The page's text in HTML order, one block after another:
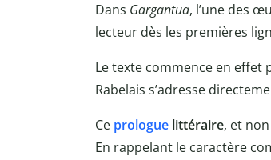
Dans Gargantua, l’une des
lecteur dès les premières
Le texte commence en effet
Rabelais s’adresse
Ce prologuelittéraire, et
En rappelant le caractère